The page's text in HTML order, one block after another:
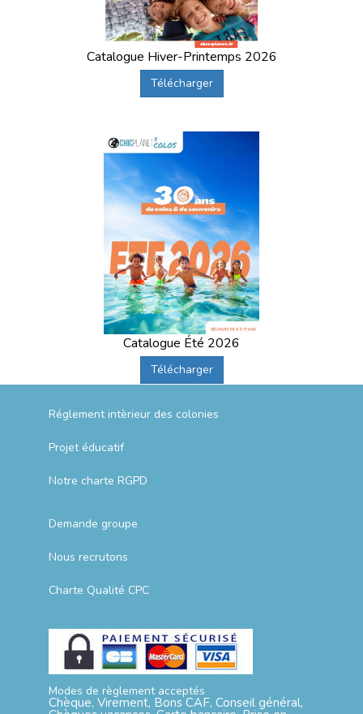
Catalogue Hiver-Printemps 2026
Télécharger
Catalogue Été 2026
Télécharger
Réglement intèrieur des colonies
Projet éducatif
Notre charte RGPD
Demande groupe
Nous recrutons
Charte Qualité CPC
Modes de règlement acceptés
Chèque, Virement, Bons CAF, Conseil général,